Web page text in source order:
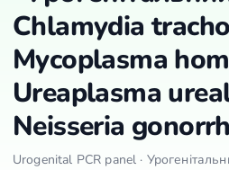
Chlamydia
Mycoplasma
Ureaplasma
Neisseria
Urogenital PCR panel ·